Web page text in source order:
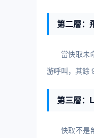
第二層：
當快取未
游呼叫，其
第三層：
快取不是